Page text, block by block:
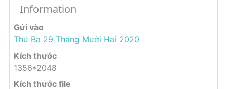
Information
Gửi vào
Thứ Ba 29 Tháng Mười Hai 2020
Kích thước
1356*2048
Kích thước file